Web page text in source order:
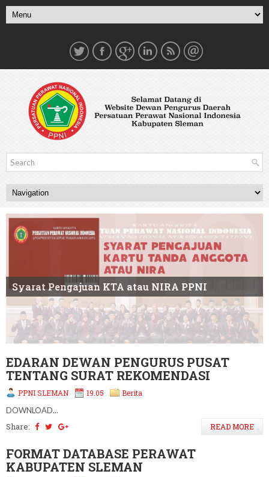
Susunan Pengurus DPD PPNI Sleman
Syarat Pengajuan KTA atau NIRA PPNI
Syarat dan Alur Perpanjangan STR
EDARAN DEWAN PENGURUS PUSAT
TENTANG SURAT REKOMENDASI
PPNI SLEMAN
Share: